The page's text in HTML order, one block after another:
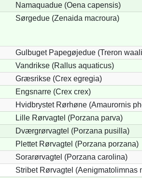
Namaquadue (Oena capensis)
Sørgedue (Zenaida macroura)
Gulbuget Papegøjedue (Treron
Vandrikse (Rallus aquaticus)
Græsrikse (Crex egregia)
Engsnarre (Crex crex)
Hvidbrystet Rørhøne (Amaurornis
Lille Rørvagtel (Porzana parva)
Dværgrørvagtel (Porzana pusilla)
Plettet Rørvagtel (Porzana porzana)
Sorarørvagtel (Porzana carolina)
Stribet Rørvagtel (Aenigmatolimnas